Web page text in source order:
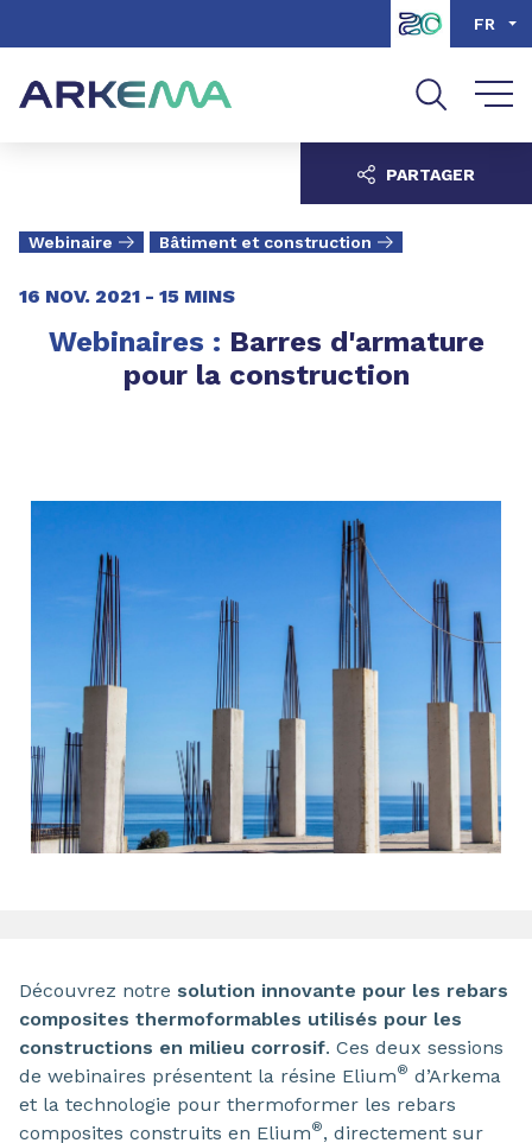
Aller à la recherche
FR
Webinaire Bâtiment et construction
16 NOV. 2021 - 15 MINS
Webinaires : Barres d'armature
pour la construction
PARTAGER
Découvrez notre solution innovante pour les rebars
composites thermoformables utilisés pour les
constructions en milieu corrosif. Ces deux sessions
de webinaires présentent la résine Elium® d’Arkema
et la technologie pour thermoformer les rebars
composites construits en Elium®, directement sur